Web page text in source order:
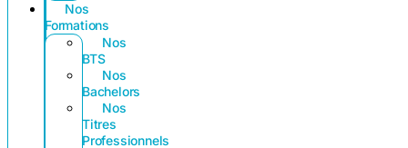
Nos
Formations
Nos
BTS
Nos
Bachelors
Nos
Titres
Professionnels